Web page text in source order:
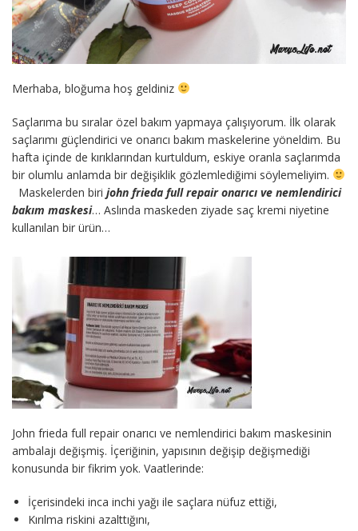
Merhaba, bloğuma hoş geldiniz
Saçlarıma bu sıralar özel bakım yapmaya çalışıyorum. İlk olarak
saçlarımı güçlendirici ve onarıcı bakım maskelerine yöneldim. Bu
hafta içinde de kırıklarından kurtuldum, eskiye oranla saçlarımda
bir olumlu anlamda bir değişiklik gözlemlediğimi söylemeliyim.
Maskelerden biri john frieda full repair onarıcı ve nemlendirici
bakım maskesi… Aslında maskeden ziyade saç kremi niyetine
kullanılan bir ürün…
John frieda full repair onarıcı ve nemlendirici bakım maskesinin
ambalajı değişmiş. İçeriğinin, yapısının değişip değişmediği
konusunda bir fikrim yok. Vaatlerinde:
İçerisindeki inca inchi yağı ile saçlara nüfuz ettiği,
Kırılma riskini azalttığını,